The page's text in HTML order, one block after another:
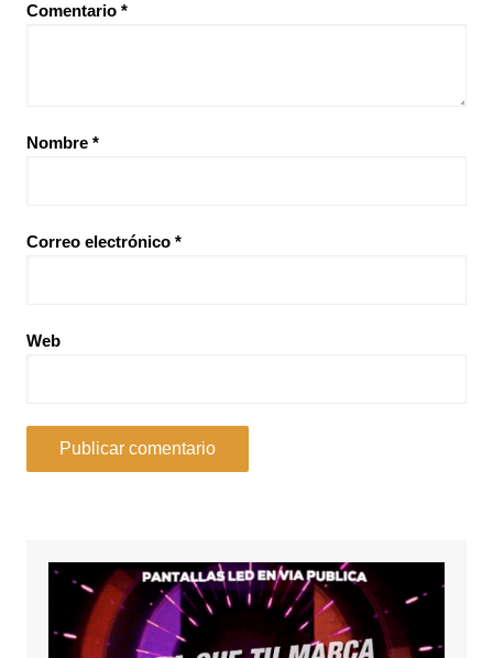
Comentario *
Nombre *
Correo electrónico *
Web